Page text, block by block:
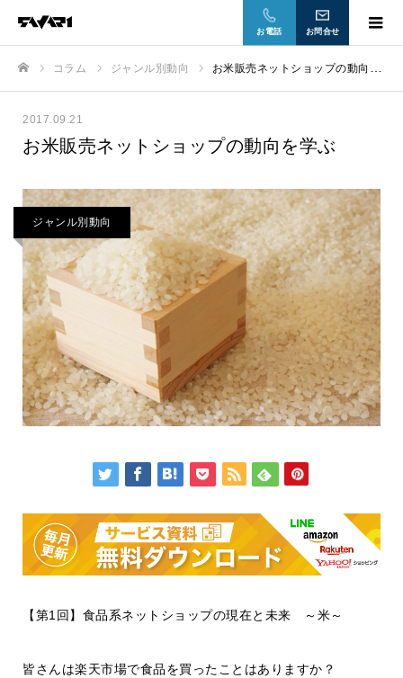
お電話 お問合せ
コラム ジャンル別動向 お米販売ネットショップの動向を学ぶ
2017.09.21
お米販売ネットショップの動向を学ぶ
ジャンル別動向
【第1回】食品系ネットショップの現在と未来 ～米～
皆さんは楽天市場で食品を買ったことはありますか？